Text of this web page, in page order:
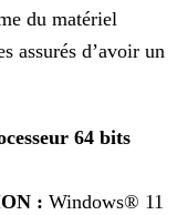
du matériel
assurés d’avoir un
64 bits
: Windows® 11